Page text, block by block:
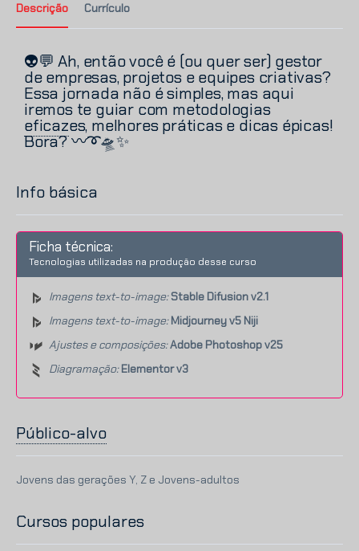
Descrição Currículo
👽💬 Ah, então você é (ou quer ser) gestor
de empresas, projetos e equipes criativas?
Essa jornada não é simples, mas aqui
iremos te guiar com metodologias
eficazes, melhores práticas e dicas épicas!
Bora? 〰️➰🛸✨
Info básica
Ficha técnica:
Tecnologias utilizadas na produção desse curso
Imagens text-to-image: Stable Difusion v2.1
Imagens text-to-image: Midjourney v5 Niji
Ajustes e composições:Adobe Photoshop v25
Diagramação: Elementor v3
Público-alvo
Jovens das gerações Y, Z e Jovens-adultos
Cursos populares